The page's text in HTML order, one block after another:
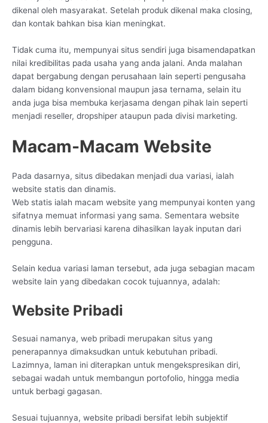
dikenal oleh masyarakat. Setelah produk dikenal maka closing,
dan kontak bahkan bisa kian meningkat.
Tidak cuma itu, mempunyai situs sendiri juga bisamendapatkan
nilai kredibilitas pada usaha yang anda jalani. Anda malahan
dapat bergabung dengan perusahaan lain seperti pengusaha
dalam bidang konvensional maupun jasa ternama, selain itu
anda juga bisa membuka kerjasama dengan pihak lain seperti
menjadi reseller, dropshiper ataupun pada divisi marketing.
Macam-Macam Website
Pada dasarnya, situs dibedakan menjadi dua variasi, ialah
website statis dan dinamis.
Web statis ialah macam website yang mempunyai konten yang
sifatnya memuat informasi yang sama. Sementara website
dinamis lebih bervariasi karena dihasilkan layak inputan dari
pengguna.
Selain kedua variasi laman tersebut, ada juga sebagian macam
website lain yang dibedakan cocok tujuannya, adalah:
Website Pribadi
Sesuai namanya, web pribadi merupakan situs yang
penerapannya dimaksudkan untuk kebutuhan pribadi.
Lazimnya, laman ini diterapkan untuk mengekspresikan diri,
sebagai wadah untuk membangun portofolio, hingga media
untuk berbagi gagasan.
Sesuai tujuannya, website pribadi bersifat lebih subjektif